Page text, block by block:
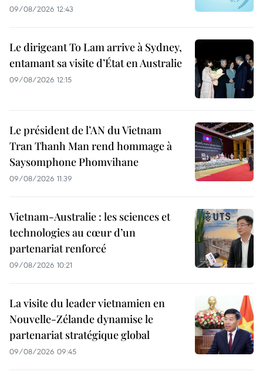
09/08/2026 12:43
Le dirigeant To Lam arrive à Sydney,
entamant sa visite d’État en Australie
09/08/2026 12:15
Le président de l’AN du Vietnam
Tran Thanh Man rend hommage à
Saysomphone Phomvihane
09/08/2026 11:39
Vietnam-Australie : les sciences et
technologies au cœur d’un
partenariat renforcé
09/08/2026 10:21
La visite du leader vietnamien en
Nouvelle-Zélande dynamise le
partenariat stratégique global
09/08/2026 09:45